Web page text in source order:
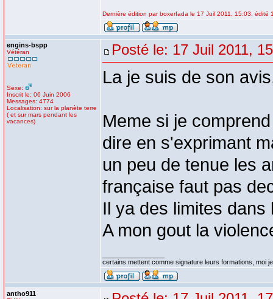
Dernière édition par boxerfada le 17 Juil 2011, 15:03; édité
engins-bspp
Vétéran
Sexe:
Inscrit le: 06 Juin 2006
Messages: 4774
Localisation: sur la planète terre
( et sur mars pendant les
vacances)
Posté le: 17 Juil 2011,
La je suis de son
Meme si je
dire en s'exprimant
un peu de tenue les
française faut pas
Il ya des limites dans
A mon gout la
certains mettent comme signature leurs formations, moi
antho911